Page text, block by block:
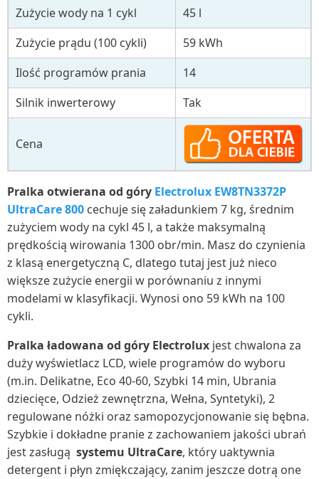
Zużycie wody na 1 cykl
45 l
Zużycie prądu (100 cykli)
59 kWh
Ilość programów prania
14
Silnik inwerterowy
Tak
Cena
Pralka otwierana od góry Electrolux EW8TN3372P
UltraCare 800 cechuje się załadunkiem 7 kg, średnim
zużyciem wody na cykl 45 l, a także maksymalną
prędkością wirowania 1300 obr/min. Masz do czynienia
z klasą energetyczną C, dlatego tutaj jest już nieco
większe zużycie energii w porównaniu z innymi
modelami w klasyfikacji. Wynosi ono 59 kWh na 100
cykli.
Pralka ładowana od góry Electrolux jest chwalona za
duży wyświetlacz LCD, wiele programów do wyboru
(m.in. Delikatne, Eco 40-60, Szybki 14 min, Ubrania
dziecięce, Odzież zewnętrzna, Wełna, Syntetyki), 2
regulowane nóżki oraz samopozycjonowanie się bębna.
Szybkie i dokładne pranie z zachowaniem jakości ubrań
jest zasługą systemu UltraCare, który uaktywnia
detergent i płyn zmiękczający, zanim jeszcze dotrą one